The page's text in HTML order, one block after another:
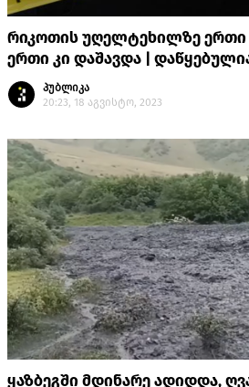
რიკოთის უღელტეხილზე ერთი
ერთი კი დაშავდა |
პუბლიკა
20:23, 18 აგვისტო, 2023
ყაზბეგში მდინარე ადიდდა,